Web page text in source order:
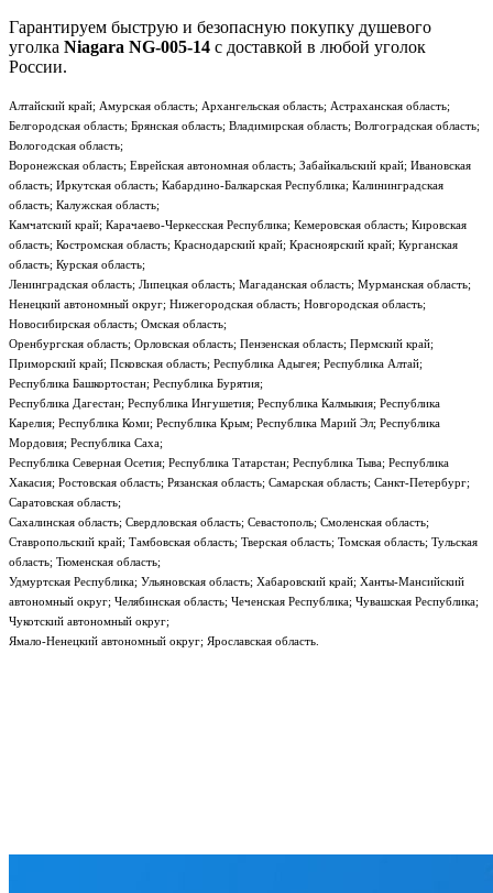
Гарантируем быструю и безопасную покупку душевого
уголка Niagara NG-005-14 с доставкой в любой уголок
России.
Алтайский край; Амурская область; Архангельская область; Астраханская область;
Белгородская область; Брянская область; Владимирская область; Волгоградская область;
Вологодская область;
Воронежская область; Еврейская автономная область; Забайкальский край; Ивановская
область; Иркутская область; Кабардино-Балкарская Республика; Калининградская
область; Калужская область;
Камчатский край; Карачаево-Черкесская Республика; Кемеровская область; Кировская
область; Костромская область; Краснодарский край; Красноярский край; Курганская
область; Курская область;
Ленинградская область; Липецкая область; Магаданская область; Мурманская область;
Ненецкий автономный округ; Нижегородская область; Новгородская область;
Новосибирская область; Омская область;
Оренбургская область; Орловская область; Пензенская область; Пермский край;
Приморский край; Псковская область; Республика Адыгея; Республика Алтай;
Республика Башкортостан; Республика Бурятия;
Республика Дагестан; Республика Ингушетия; Республика Калмыкия; Республика
Карелия; Республика Коми; Республика Крым; Республика Марий Эл; Республика
Мордовия; Республика Саха;
Республика Северная Осетия; Республика Татарстан; Республика Тыва; Республика
Хакасия; Ростовская область; Рязанская область; Самарская область; Санкт-Петербург;
Саратовская область;
Сахалинская область; Свердловская область; Севастополь; Смоленская область;
Ставропольский край; Тамбовская область; Тверская область; Томская область; Тульская
область; Тюменская область;
Удмуртская Республика; Ульяновская область; Хабаровский край; Ханты-Мансийский
автономный округ; Челябинская область; Чеченская Республика; Чувашская Республика;
Чукотский автономный округ;
Ямало-Ненецкий автономный округ; Ярославская область.